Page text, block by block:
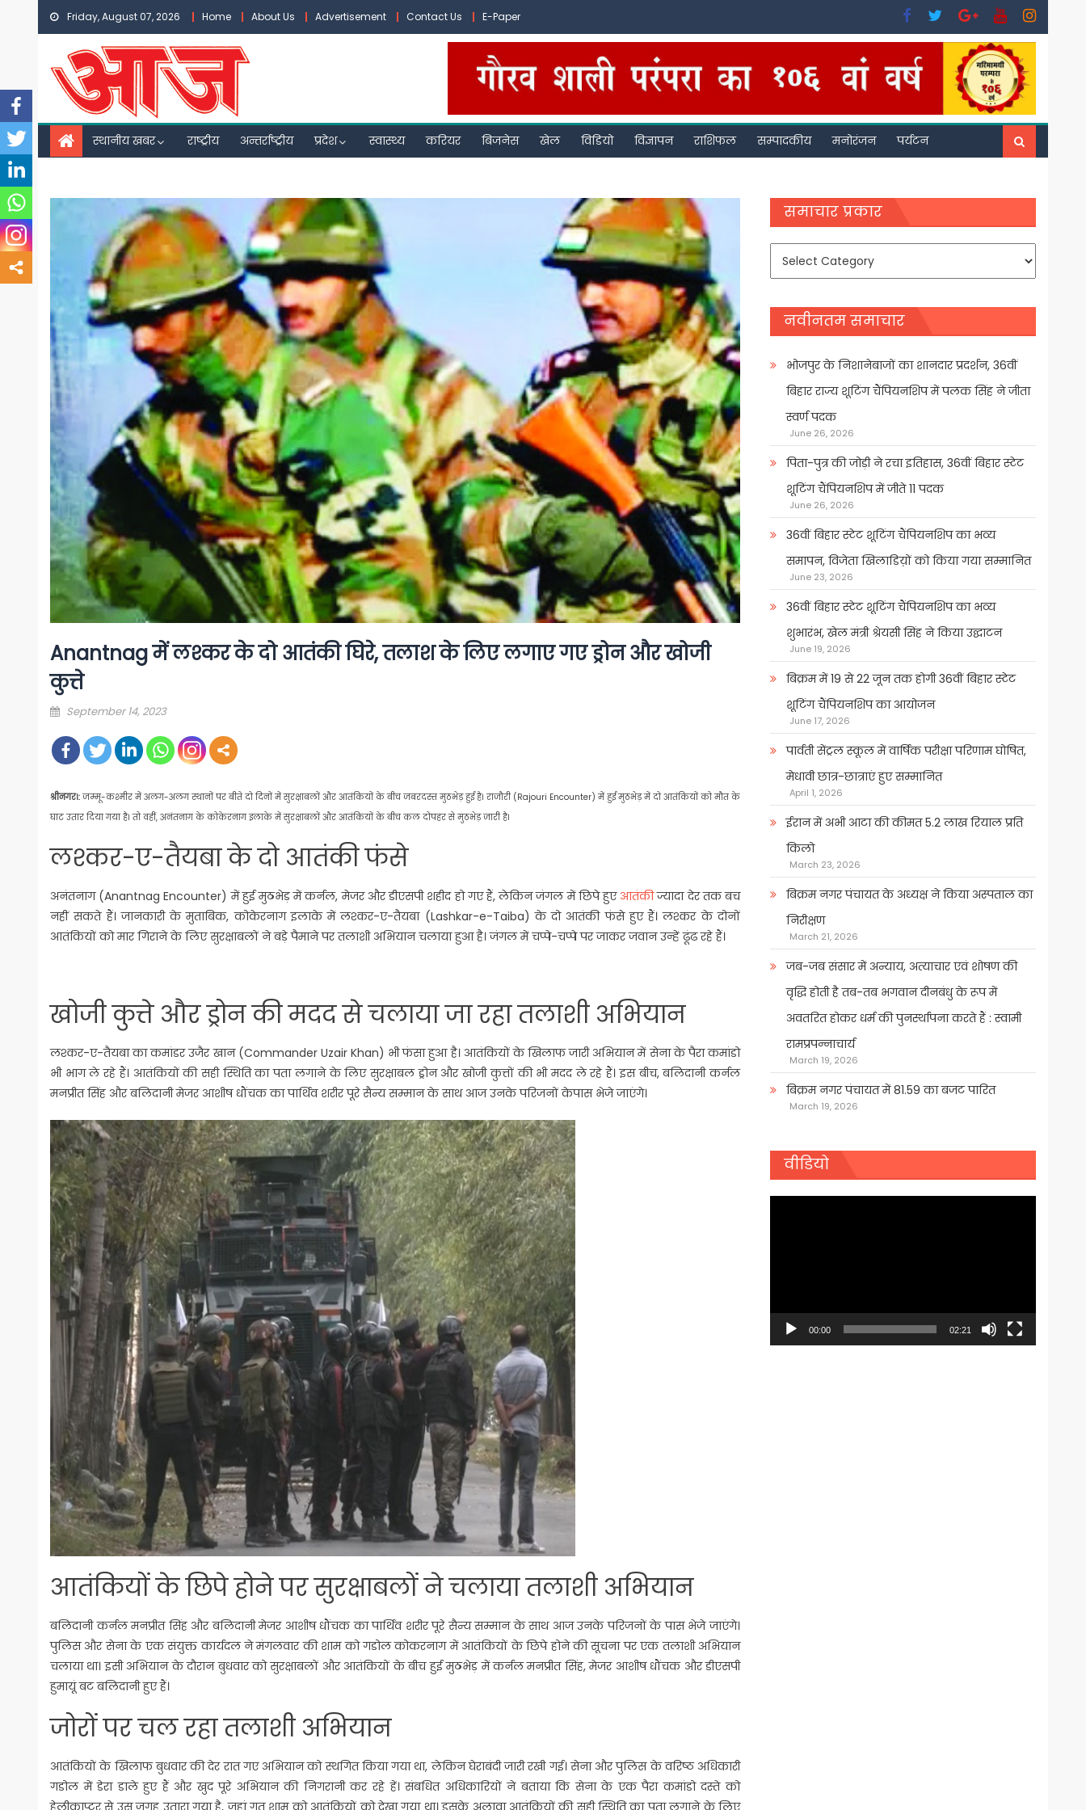
Skip
content
Friday, August 07, 2026 Home About Us Advertisement Contact Us E-Paper
स्थानीय खबर राष्ट्रीय अन्तर्राष्ट्रीय प्रदेश स्वास्थ्य करियर बिजनेस खेल विडियो विज्ञापन राशिफल सम्पादकीय मनोरंजन पर्यटन
Anantnag में लश्कर के दो आतंकी घिरे, तलाश के लिए लगाए गए ड्रोन और खोजी
कुत्ते
Posted
September 14, 2023
श्रीनगर।: जम्मू-कश्मीर में अलग-अलग स्थानों पर बीते दो दिनों में सुरक्षाबलों और आतंकियों के बीच जबरदस्त मुठभेड़ हुई है। राजौरी (Rajouri Encounter) में हुई मुठभेड़ में दो आतंकियों को मौत के
घाट उतार दिया गया है। तो वहीं, अनंतनाग के कोकेरनाग इलाके में सुरक्षाबलों और आतंकियों के बीच कल दोपहर से मुठभेड़ जारी है।
लश्कर-ए-तैयबा के दो आतंकी फंसे
अनंतनाग (Anantnag Encounter) में हुई मुठभेड़ में कर्नल, मेजर और डीएसपी शहीद हो गए हैं, लेकिन जंगल में छिपे हुए आतंकीज्यादा देर तक बच
नहीं सकते हैं। जानकारी के मुताबिक, कोकेरनाग इलाके में लश्कर-ए-तैयबा (Lashkar-e-Taiba) के दो आतंकी फंसे हुए हैं। लश्कर के दोनों
आतंकियों को मार गिराने के लिए सुरक्षाबलों ने बड़े पैमाने पर तलाशी अभियान चलाया हुआ है। जंगल में चप्पे-चप्पे पर जाकर जवान उन्हें ढूंढ रहे हैं।
खोजी कुत्ते और ड्रोन की मदद से चलाया जा रहा तलाशी अभियान
लश्कर-ए-तैयबा का कमांडर उजैर खान (Commander Uzair Khan) भी फंसा हुआ है। आतंकियों के खिलाफ जारी अभियान में सेना के पैरा कमांडो
भी भाग ले रहे हैं। आतंकियों की सही स्थिति का पता लगाने के लिए सुरक्षाबल ड्रोन और खोजी कुत्तों की भी मदद ले रहे हैं। इस बीच, बलिदानी कर्नल
मनप्रीत सिंह और बलिदानी मेजर आशीष धौंचक का पार्थिव शरीर पूरे सैन्य सम्मान के साथ आज उनके परिजनों केपास भेजे जाएंगे।
आतंकियों के छिपे होने पर सुरक्षाबलों ने चलाया तलाशी अभियान
बलिदानी कर्नल मनप्रीत सिंह और बलिदानी मेजर आशीष धौंचक का पार्थिव शरीर पूरे सैन्य सम्मान के साथ आज उनके परिजनों के पास भेजे जाएंगे।
पुलिस और सेना के एक संयुक्त कार्यदल ने मंगलवार की शाम को गडोल कोकरनाग में आतंकियों के छिपे होने की सूचना पर एक तलाशी अभियान
चलाया था। इसी अभियान के दौरान बुधवार को सुरक्षाबलों और आतंकियों के बीच हुई मुठभेड़ में कर्नल मनप्रीत सिंह, मेजर आशीष धौंचक और डीएसपी
हुमायूं बट बलिदानी हुए हैं।
जोरों पर चल रहा तलाशी अभियान
आतंकियों के खिलाफ बुधवार की देर रात गए अभियान को स्थगित किया गया था, लेकिन घेराबंदी जारी रखी गई। सेना और पुलिस के वरिष्ठ अधिकारी
गडोल में डेरा डाले हुए हैं और खुद पूरे अभियान की निगरानी कर रहे हें। संबधित अधिकारियों ने बताया कि सेना के एक पैरा कमांडो दस्ते को
हेलीकाप्टर से उस जगह उतारा गया है, जहां गत शाम को आतंकियों को देखा गया था। इसके अलावा आतंकियों की सही स्थिति का पता लगाने के लिए
समाचार प्रकार
समाचार
नवीनतम समाचार
भोजपुर के निशानेबाजों का शानदार प्रदर्शन, 36वीं
बिहार राज्य शूटिंग चैंपियनशिप में पलक सिंह ने जीता
स्वर्ण पदक
June 26, 2026
पिता-पुत्र की जोड़ी ने रचा इतिहास, 36वीं बिहार स्टेट
शूटिंग चैंपियनशिप में जीते 11 पदक
June 26, 2026
36वीं बिहार स्टेट शूटिंग चैंपियनशिप का भव्य
समापन, विजेता खिलाडिय़ों को किया गया सम्मानित
June 23, 2026
36वीं बिहार स्टेट शूटिंग चैंपियनशिप का भव्य
शुभारंभ, खेल मंत्री श्रेयसी सिंह ने किया उद्घाटन
June 19, 2026
बिक्रम में 19 से 22 जून तक होगी 36वीं बिहार स्टेट
शूटिंग चैंपियनशिप का आयोजन
June 17, 2026
पार्वती सेंट्रल स्कूल में वार्षिक परीक्षा परिणाम घोषित,
मेधावी छात्र-छात्राएं हुए सम्मानित
April 1, 2026
ईरान में अभी आटा की कीमत 5.2 लाख रियाल प्रति
किलो
March 23, 2026
बिक्रम नगर पंचायत के अध्यक्ष ने किया अस्पताल का
निरीक्षण
March 21, 2026
जब-जब संसार में अन्याय, अत्याचार एवं शोषण की
वृद्धि होती है तब-तब भगवान दीनबंधु के रूप में
अवतरित होकर धर्म की पुनर्स्थापना करते हैं : स्वामी
रामप्रपन्नाचार्य
March 19, 2026
बिक्रम नगर पंचायत में 81.59 का बजट पारित
March 19, 2026
वीडियो
00:00 02:21